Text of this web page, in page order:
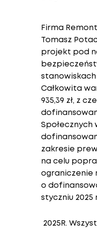
Firma
Tomasz
projekt pod
stanowiskach
Całkowita
935,39 zł, z
Społecznych
zakresie
na celu
ograniczenie
o
styczniu 2025
2025R.